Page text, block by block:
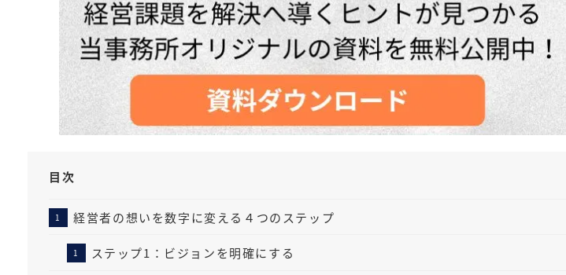
目次
経営者の想いを数字に変える４つのステップ
ステップ1：ビジョンを明確にする